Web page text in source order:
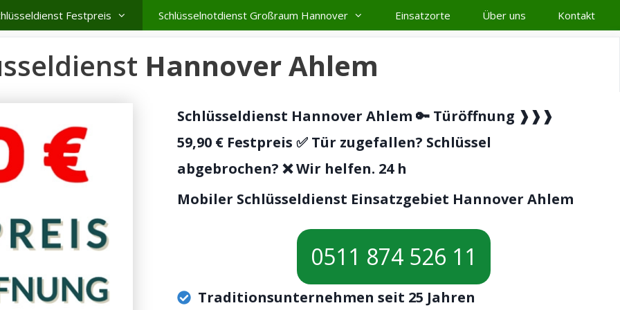
Festpreis Schlüsselnotdienst Großraum Hannover Einsatzorte Über uns Kontakt
Hannover Ahlem
Schlüsseldienst Hannover Ahlem 🔑 Türöffnung ❱❱❱
59,90 € Festpreis ✅ Tür zugefallen? Schlüssel
abgebrochen? ❌ Wir helfen. 24 h
Mobiler Schlüsseldienst Einsatzgebiet Hannover Ahlem
0511 874 526 11
Traditionsunternehmen seit 25 Jahren